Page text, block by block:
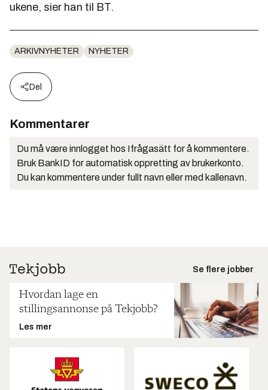
ukene, sier han til BT.
ARKIVNYHETER NYHETER
Del
Kommentarer
Du må være innlogget hos Ifrågasätt for å kommentere.
Bruk BankID for automatisk oppretting av brukerkonto.
Du kan kommentere under fullt navn eller med kallenavn.
Se flere jobber
Hvordan lage en
stillingsannonse på Tekjobb?
Les mer